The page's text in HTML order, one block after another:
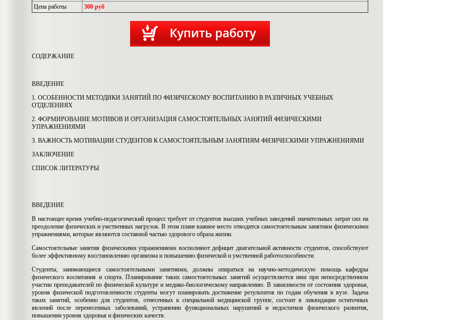
Цена работы
300 руб
СОДЕРЖАНИЕ
ВВЕДЕНИЕ
1. ОСОБЕННОСТИ МЕТОДИКИ ЗАНЯТИЙ ПО ФИЗИЧЕСКОМУ ВОСПИТАНИЮ В РАЗЛИЧНЫХ УЧЕБНЫХ
ОТДЕЛЕНИЯХ
2. ФОРМИРОВАНИЕ МОТИВОВ И ОРГАНИЗАЦИЯ САМОСТОЯТЕЛЬНЫХ ЗАНЯТИЙ ФИЗИЧЕСКИМИ
УПРАЖНЕНИЯМИ
3. ВАЖНОСТЬ МОТИВАЦИИ СТУДЕНТОВ К САМОСТОЯТЕЛЬНЫМ ЗАНЯТИЯМ ФИЗИЧЕСКИМИ УПРАЖНЕНИЯМИ
ЗАКЛЮЧЕНИЕ
СПИСОК ЛИТЕРАТУРЫ
ВВЕДЕНИЕ
В настоящее время учебно-педагогический процесс требует от студентов высших учебных заведений значительных затрат сил на
преодоление физических и умственных нагрузок. В этом плане важное место отводится самостоятельным занятиям физическими
упражнениями, которые являются составной частью здорового образа жизни.
Самостоятельные занятия физическими упражнениями восполняют дефицит двигательной активности студентов, способствуют
более эффективному восстановлению организма и повышению физической и умственной работоспособности.
Студенты, занимающиеся самостоятельными занятиями, должны опираться на научно-методическую помощь кафедры
физического воспитания и спорта. Планирование таких самостоятельных занятий осуществляется ими при непосредственном
участии преподавателей по физической культуре и медико-биологическому направлению. В зависимости от состояния здоровья,
уровня физической подготовленности студенты могут планировать достижение результатов по годам обучения в вузе. Задача
таких занятий, особенно для студентов, отнесенных к специальной медицинской группе, состоит в ликвидации остаточных
явлений после перенесенных заболеваний, устранении функциональных нарушений и недостатков физического развития,
повышении уровня здоровья и физических качеств.